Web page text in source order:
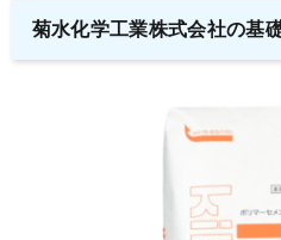
菊水化学工業株式会社の基